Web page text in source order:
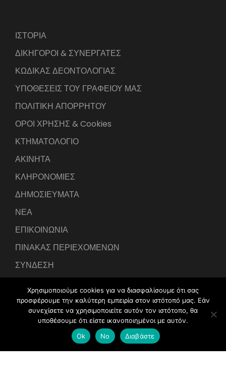
ΙΣΤΟΡΙΑ
ΔΙΚΗΓΟΡΟΙ & ΣΥΝΕΡΓΑΤΕΣ
ΚΩΔΙΚΑΣ ΔΕΟΝΤΟΛΟΓΙΑΣ
ΥΠΟΘΕΣΕΙΣ ΤΟΥ ΓΡΑΦΕΙΟΥ ΜΑΣ
ΠΟΛΙΤΙΚΗ ΑΠΟΡΡΗΤΟΥ
ΟΡΟΙ ΧΡΗΣΗΣ & Cookies
ΚΤΗΜΑΤΟΛΟΓΙΟ
ΑΚΙΝΗΤΑ
ΚΛΗΡΟΝΟΜΙΕΣ
ΔΗΜΟΣΙΕΥΜΑΤΑ
ΝΕΑ
ΕΠΙΚΟΙΝΩΝΙΑ
ΠΙΝΑΚΑΣ ΠΕΡΙΕΧΟΜΕΝΩΝ
ΣΥΝΔΕΣΗ
Developed by IntraLink Web Services
Χρησιμοποιούμε cookies για να διασφαλίσουμε ότι σας
προσφέρουμε την καλύτερη εμπειρία στον ιστότοπό μας. Εάν
συνεχίσετε να χρησιμοποιείτε αυτόν τον ιστότοπο, θα
υποθέσουμε ότι είστε ικανοποιημένοι με αυτόν.
Ok
No Διαβάστε